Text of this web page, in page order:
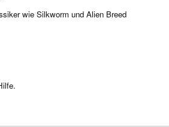
wie Silkworm und Alien Breed